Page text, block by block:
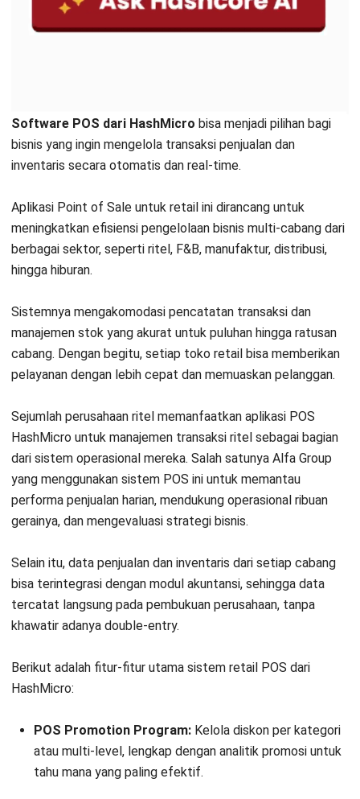
Software POS dari HashMicro bisa menjadi pilihan bagi
bisnis yang ingin mengelola transaksi penjualan dan
inventaris secara otomatis dan real-time.
Aplikasi Point of Sale untuk retail ini dirancang untuk
meningkatkan efisiensi pengelolaan bisnis multi-cabang dari
berbagai sektor, seperti ritel, F&B, manufaktur, distribusi,
hingga hiburan.
Sistemnya mengakomodasi pencatatan transaksi dan
manajemen stok yang akurat untuk puluhan hingga ratusan
cabang. Dengan begitu, setiap toko retail bisa memberikan
pelayanan dengan lebih cepat dan memuaskan pelanggan.
Sejumlah perusahaan ritel memanfaatkan aplikasi POS
HashMicro untuk manajemen transaksi ritel sebagai bagian
dari sistem operasional mereka. Salah satunya Alfa Group
yang menggunakan sistem POS ini untuk memantau
performa penjualan harian, mendukung operasional ribuan
gerainya, dan mengevaluasi strategi bisnis.
Selain itu, data penjualan dan inventaris dari setiap cabang
bisa terintegrasi dengan modul akuntansi, sehingga data
tercatat langsung pada pembukuan perusahaan, tanpa
khawatir adanya double-entry.
Berikut adalah fitur-fitur utama sistem retail POS dari
HashMicro:
POS Promotion Program: Kelola diskon per kategori
atau multi-level, lengkap dengan analitik promosi untuk
tahu mana yang paling efektif.